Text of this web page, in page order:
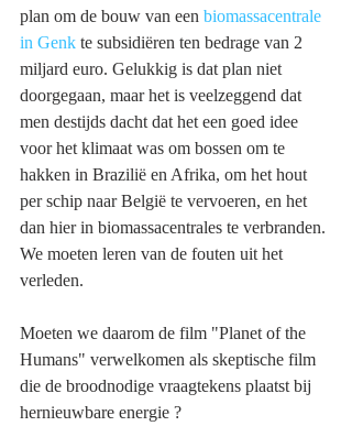
plan om de bouw van een biomassacentrale
in Genk te subsidiëren ten bedrage van 2
miljard euro. Gelukkig is dat plan niet
doorgegaan, maar het is veelzeggend dat
men destijds dacht dat het een goed idee
voor het klimaat was om bossen om te
hakken in Brazilië en Afrika, om het hout
per schip naar België te vervoeren, en het
dan hier in biomassacentrales te verbranden.
We moeten leren van de fouten uit het
verleden.
Moeten we daarom de film "Planet of the
Humans" verwelkomen als skeptische film
die de broodnodige vraagtekens plaatst bij
hernieuwbare energie ?